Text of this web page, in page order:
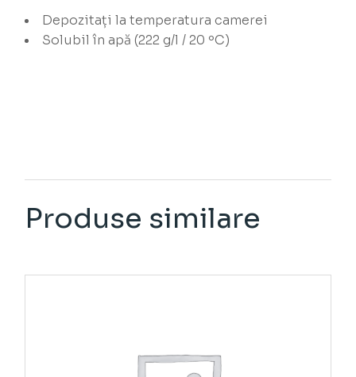
Depozitați la temperatura camerei
Solubil în apă (222 g/l / 20 ºC)
Produse similare